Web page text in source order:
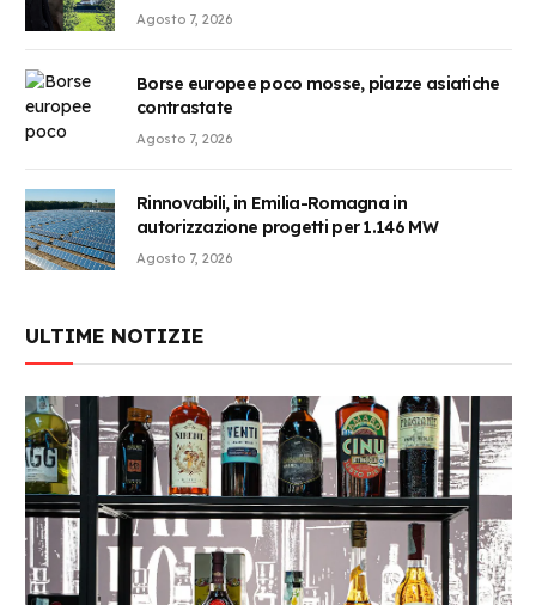
Agosto 7, 2026
Borse europee poco mosse, piazze asiatiche
contrastate
Agosto 7, 2026
Rinnovabili, in Emilia-Romagna in
autorizzazione progetti per 1.146 MW
Agosto 7, 2026
ULTIME NOTIZIE